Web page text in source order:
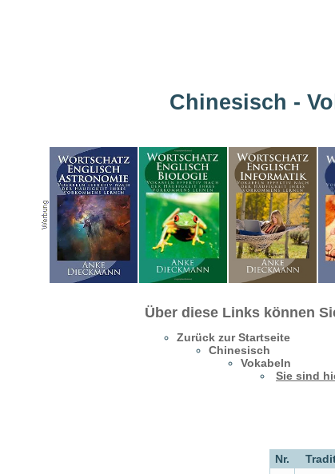
Chinesisch -
Über diese Links können
Zurück zur Startseite
Chinesisch
Vokabeln
Sie sind
Nr.